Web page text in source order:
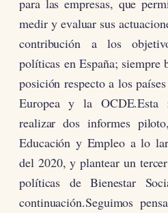
para las empresas, que
medir y evaluar sus
contribución a los
políticas en España; siempre
posición respecto a los
Europea y la
realizar dos informes
Educación y Empleo a lo
del 2020, y plantear un
políticas de Bienestar
continuación.Seguimos